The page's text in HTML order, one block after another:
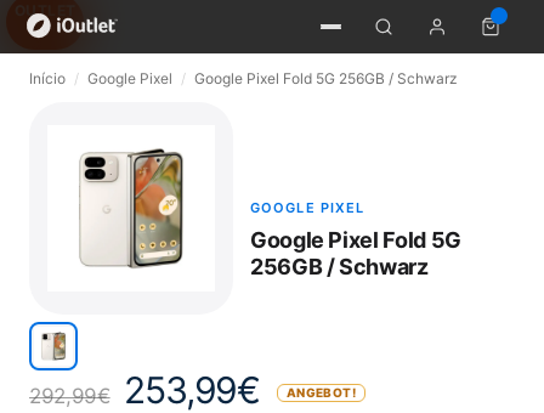
Início / Google Pixel / Google Pixel Fold 5G 256GB / Schwarz
GOOGLE PIXEL
Google Pixel Fold 5G
256GB / Schwarz
292,99€ 253,99€ ANGEBOT!
OUTLET